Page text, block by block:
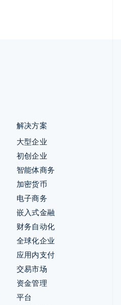
解决方案
大型企业
初创企业
智能体商务
加密货币
电子商务
嵌入式金融
财务自动化
全球化企业
应用内支付
交易市场
资金管理
平台